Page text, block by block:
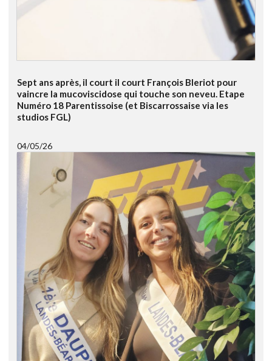
Sept ans après, il court il court François Bleriot pour
vaincre la mucoviscidose qui touche son neveu. Etape
Numéro 18 Parentissoise (et Biscarrossaise via les
studios FGL)
04/05/26